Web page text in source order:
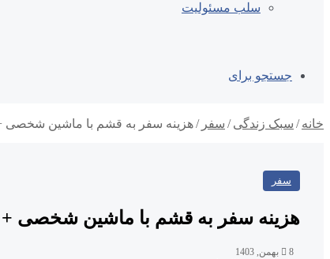
سلب مسئولیت
جستجو برای
خانه / سبک زندگی / سفر /هزینه سفر به قشم با ماشین شخصی
سفر
هزینه سفر به قشم با ماشین شخصی +
8 بهمن, 1403